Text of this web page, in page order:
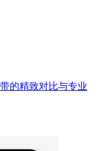
的精致对比与专业